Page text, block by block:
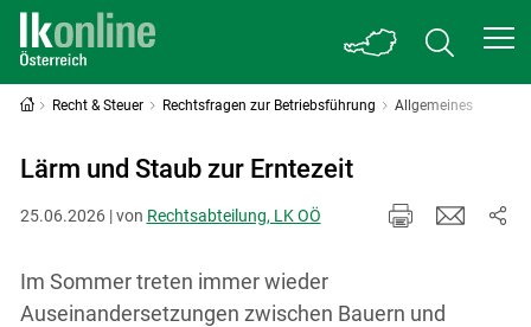
Recht & Steuer Rechtsfragen zur Betriebsführung Allgemeines
Lärm und Staub zur Erntezeit
25.06.2026 | von Rechtsabteilung, LK OÖ
Im Sommer treten immer wieder
Auseinandersetzungen zwischen Bauern und